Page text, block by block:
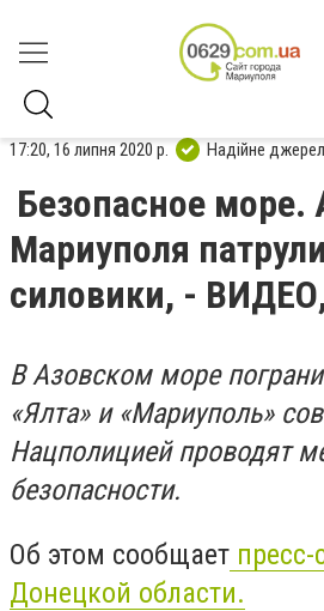
17:20, 16 липня 2020 р. Надійне
Безопасное море.
Мариуполя
силовики, -
В Азовском море
«Ялта» и «Мариуполь»
Нацполицией проводят
безопасности.
Об этом сообщает
Донецкой области.